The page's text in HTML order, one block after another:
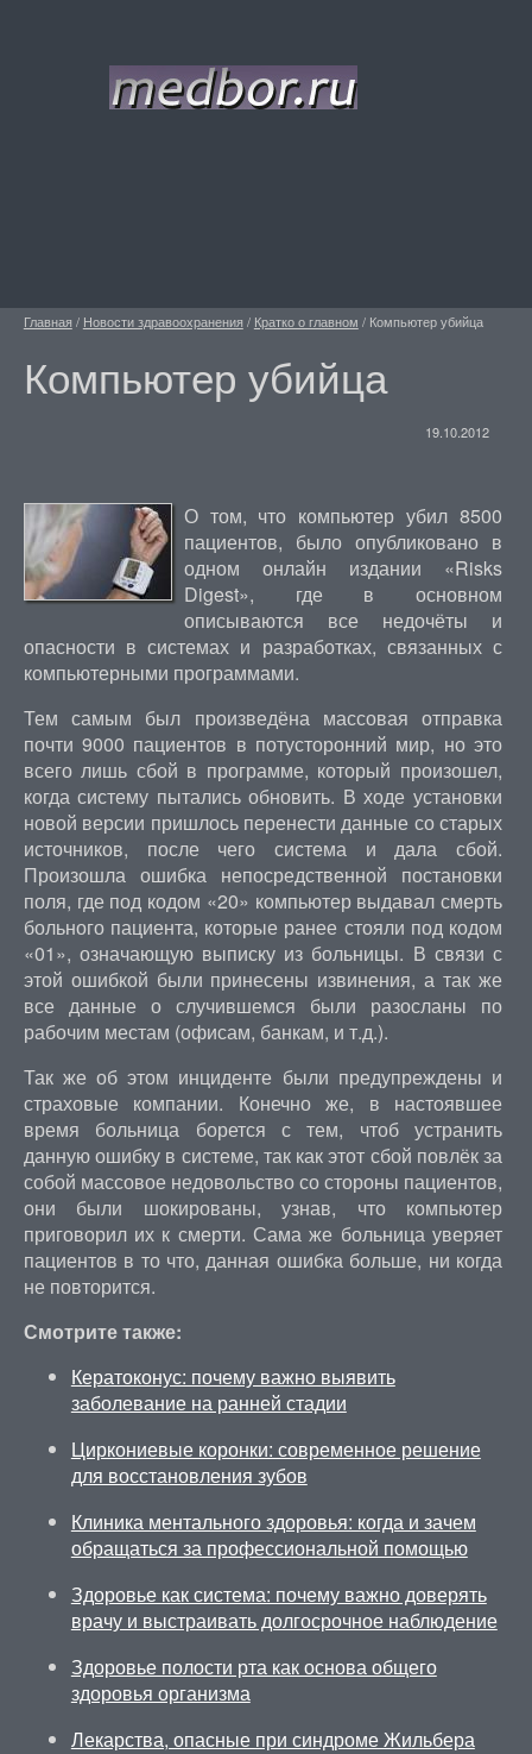
Главная / Новости здравоохранения / Кратко о главном / Компьютер убийца
Компьютер убийца
19.10.2012
О том, что компьютер убил 8500
пациентов, было опубликовано в
одном онлайн издании «Risks
Digest», где в основном
описываются все недочёты и
опасности в системах и разработках, связанных с
компьютерными программами.
Тем самым был произведёна массовая отправка
почти 9000 пациентов в потусторонний мир, но это
всего лишь сбой в программе, который произошел,
когда систему пытались обновить. В ходе установки
новой версии пришлось перенести данные со старых
источников, после чего система и дала сбой.
Произошла ошибка непосредственной постановки
поля, где под кодом «20» компьютер выдавал смерть
больного пациента, которые ранее стояли под кодом
«01», означающую выписку из больницы. В связи с
этой ошибкой были принесены извинения, а так же
все данные о случившемся были разосланы по
рабочим местам (офисам, банкам, и т.д.).
Так же об этом инциденте были предупреждены и
страховые компании. Конечно же, в настоявшее
время больница борется с тем, чтоб устранить
данную ошибку в системе, так как этот сбой повлёк за
собой массовое недовольство со стороны пациентов,
они были шокированы, узнав, что компьютер
приговорил их к смерти. Сама же больница уверяет
пациентов в то что, данная ошибка больше, ни когда
не повторится.
Смотрите также:
Кератоконус: почему важно выявить
заболевание на ранней стадии
Циркониевые коронки: современное решение
для восстановления зубов
Клиника ментального здоровья: когда и зачем
обращаться за профессиональной помощью
Здоровье как система: почему важно доверять
врачу и выстраивать долгосрочное наблюдение
Здоровье полости рта как основа общего
здоровья организма
Лекарства, опасные при синдроме Жильбера